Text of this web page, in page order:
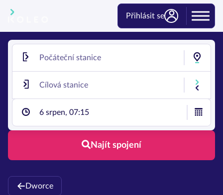
Přihlásit se
6 srpen, 07:15
Najít spojení
Dworce